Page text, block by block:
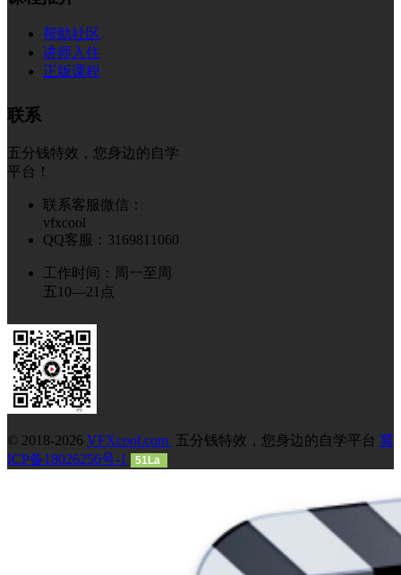
帮助社区
讲师入住
正版课程
联系
五分钱特效，您身边的自学
平台！
联系客服微信：
vfxcool
QQ客服：3169811060
工作时间：周一至周
五10—21点
© 2018-2026 VFXcool.com 五分钱特效，您身边的自学平台 冀
ICP备18026256号-1
51La